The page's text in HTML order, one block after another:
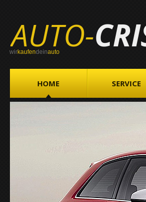
AUTO-
wirkaufendeinauto
HOME SERVICE